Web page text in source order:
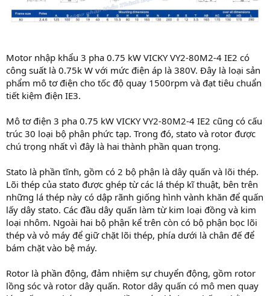
Motor nhập khẩu 3 pha 0.75 kW VICKY VY2-80M2-4 IE2 có
công suất là 0.75k W với mức điện áp là 380V. Đây là loại sản
phẩm mô tơ điện cho tốc độ quay 1500rpm và đạt tiêu chuẩn
tiết kiệm điện IE3.
Mô tơ điện 3 pha 0.75 kW VICKY VY2-80M2-4 IE2 cũng có cấu
trúc 30 loại bộ phận phức tạp. Trong đó, stato và rotor được
chú trọng nhất vì đây là hai thành phần quan trọng.
Stato là phần tĩnh, gồm có 2 bộ phận là dây quấn và lõi thép.
Lõi thép của stato được ghép từ các lá thép kĩ thuật, bên trên
những lá thép này có dập rãnh giống hình vành khăn để quấn
lấy dây stato. Các đầu dây quấn làm từ kim loại đồng và kim
loại nhôm. Ngoài hai bộ phận kể trên còn có bộ phận bọc lõi
thép và vỏ máy để giữ chặt lõi thép, phía dưới là chân đế để
bám chặt vào bệ máy.
Rotor là phần động, đảm nhiệm sự chuyển động, gồm rotor
lồng sóc và rotor dây quấn. Rotor dây quấn có mô men quay